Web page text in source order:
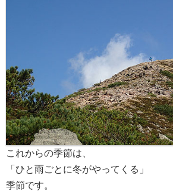
これからの季節は、
「ひと雨ごとに冬がやってくる」
季節です。